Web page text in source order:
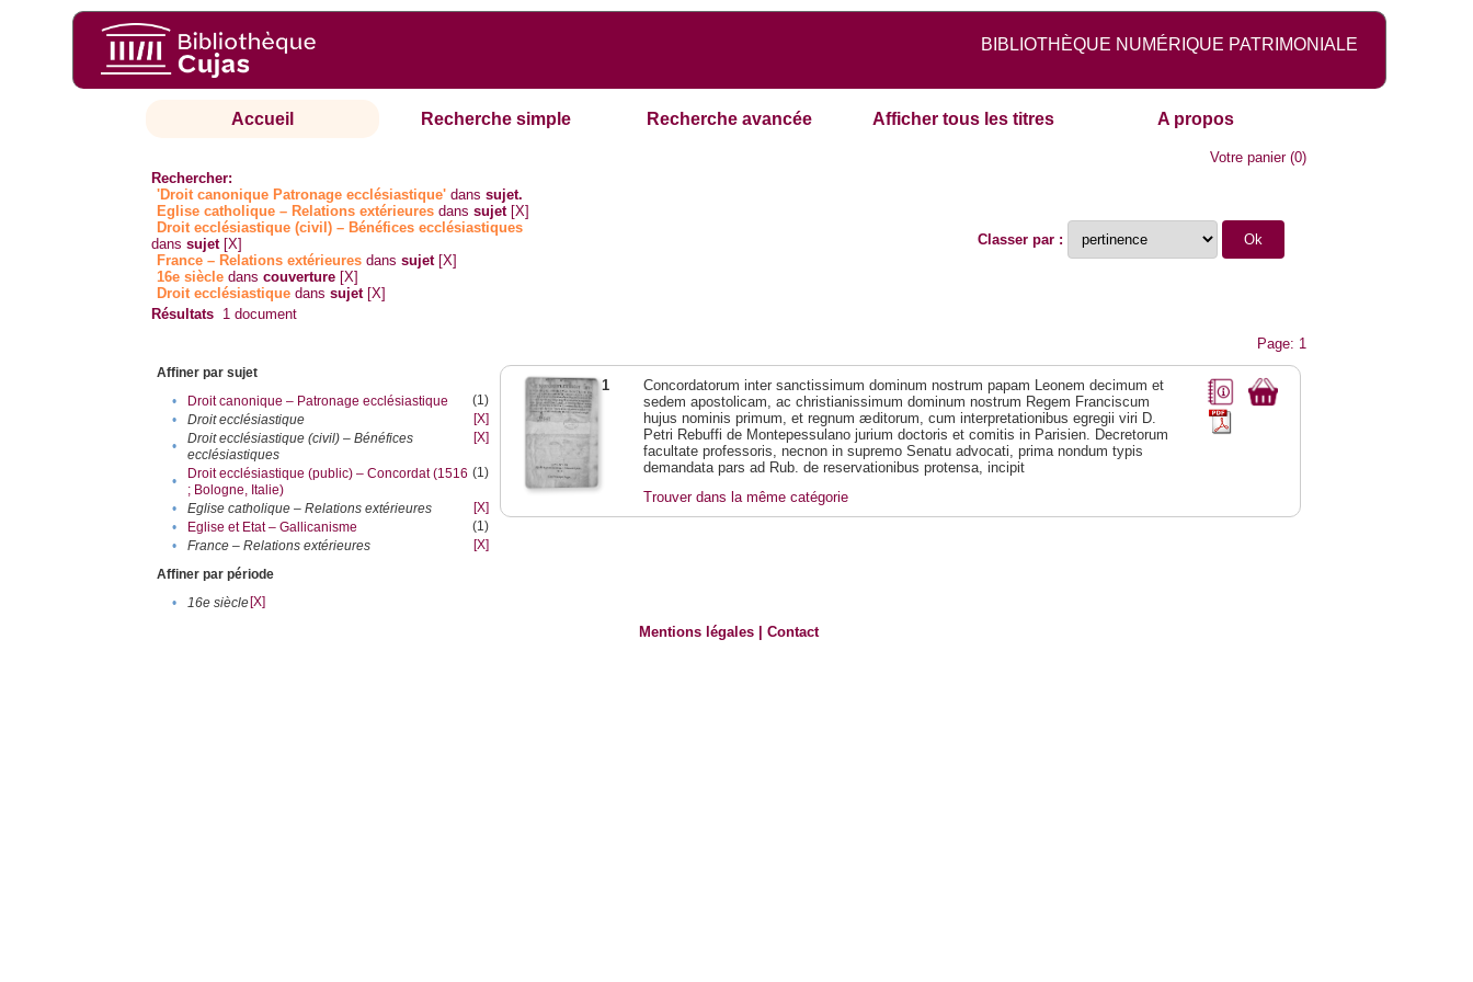
BIBLIOTHÈQUE NUMÉRIQUE PATRIMONIALE
Accueil Recherche simple Recherche avancée Afficher tous les titres A propos
Votre panier(0)
Rechercher:
'Droit canonique Patronage ecclésiastique' danssujet.
Eglise catholique – Relations extérieures danssujet [X]
Droit ecclésiastique (civil) – Bénéfices ecclésiastiques
danssujet [X]
France – Relations extérieures danssujet [X]
16e siècle danscouverture [X]
Droit ecclésiastique danssujet [X]
Classer par :
Résultats 1 document
Page: 1
Affiner par sujet
•
Droit canonique – Patronage ecclésiastique
(1)
•
Droit ecclésiastique
[X]
•
Droit ecclésiastique (civil) – Bénéfices
ecclésiastiques
[X]
•
Droit ecclésiastique (public) – Concordat (1516
; Bologne, Italie)
(1)
• Eglise catholique – Relations extérieures
[X]
•
Eglise et Etat – Gallicanisme
(1)
•
France – Relations extérieures
[X]
Affiner par période
•
16e siècle[X]
1
Concordatorum inter sanctissimum dominum nostrum papam Leonem decimum et
sedem apostolicam, ac christianissimum dominum nostrum Regem Franciscum
hujus nominis primum, et regnum æditorum, cum interpretationibus egregii viri D.
Petri Rebuffi de Montepessulano jurium doctoris et comitis in Parisien. Decretorum
facultate professoris, necnon in supremo Senatu advocati, prima nondum typis
demandata pars ad Rub. de reservationibus protensa, incipit
Trouver dans la même catégorie
Mentions légales |Contact